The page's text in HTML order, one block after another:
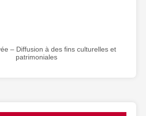
– Diffusion à des fins culturelles et
patrimoniales